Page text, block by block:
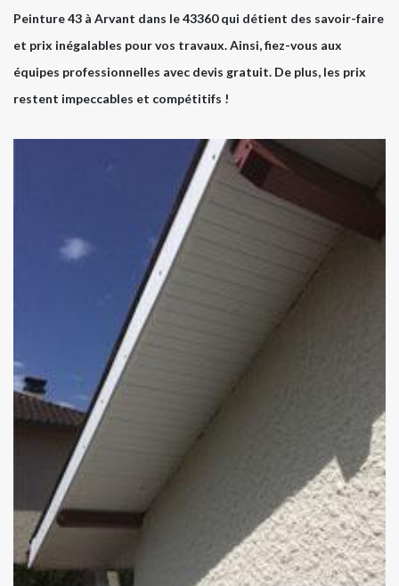
Peinture 43 à Arvant dans le 43360 qui détient des savoir-faire
et prix inégalables pour vos travaux. Ainsi, fiez-vous aux
équipes professionnelles avec devis gratuit. De plus, les prix
restent impeccables et compétitifs !